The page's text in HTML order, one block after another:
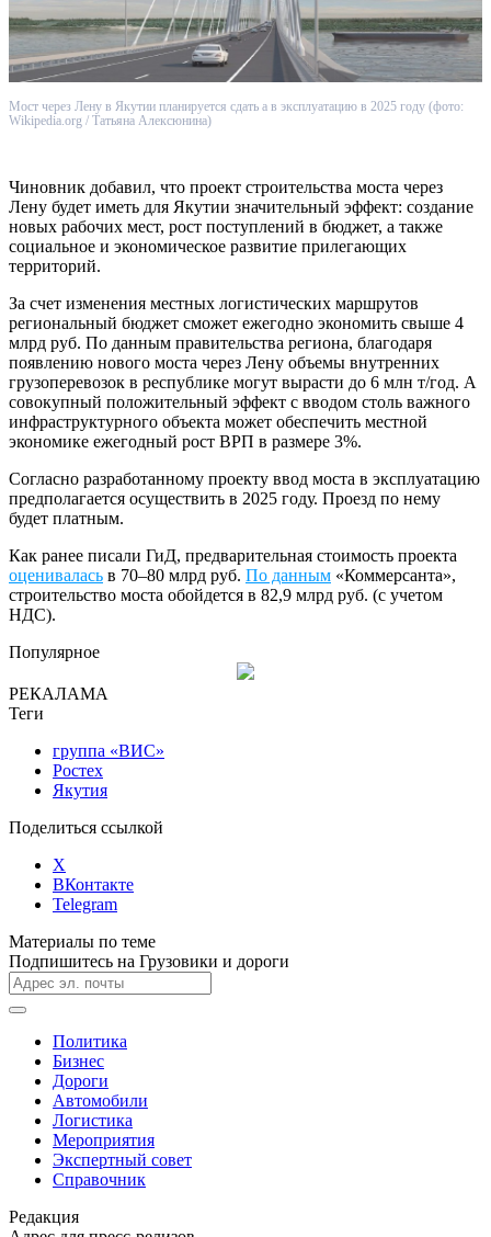
Мост через Лену в Якутии планируется сдать а в эксплуатацию в 2025 году (фото:
Wikipedia.org / Татьяна Алексюнина)
Чиновник добавил, что проект строительства моста через
Лену будет иметь для Якутии значительный эффект: создание
новых рабочих мест, рост поступлений в бюджет, а также
социальное и экономическое развитие прилегающих
территорий.
За счет изменения местных логистических маршрутов
региональный бюджет сможет ежегодно экономить свыше 4
млрд руб. По данным правительства региона, благодаря
появлению нового моста через Лену объемы внутренних
грузоперевозок в республике могут вырасти до 6 млн т/год. А
совокупный положительный эффект с вводом столь важного
инфраструктурного объекта может обеспечить местной
экономике ежегодный рост ВРП в размере 3%.
Согласно разработанному проекту ввод моста в эксплуатацию
предполагается осуществить в 2025 году. Проезд по нему
будет платным.
Как ранее писали ГиД, предварительная стоимость проекта
оценивалась в 70–80 млрд руб. По данным «Коммерсанта»,
строительство моста обойдется в 82,9 млрд руб. (с учетом
НДС).
Популярное
РЕКАЛАМА
Теги
группа «ВИС»
Ростех
Якутия
Поделиться ссылкой
X
ВКонтакте
Telegram
Материалы по теме
Подпишитесь на Грузовики и дороги
Политика
Бизнес
Дороги
Автомобили
Логистика
Мероприятия
Экспертный совет
Справочник
Редакция